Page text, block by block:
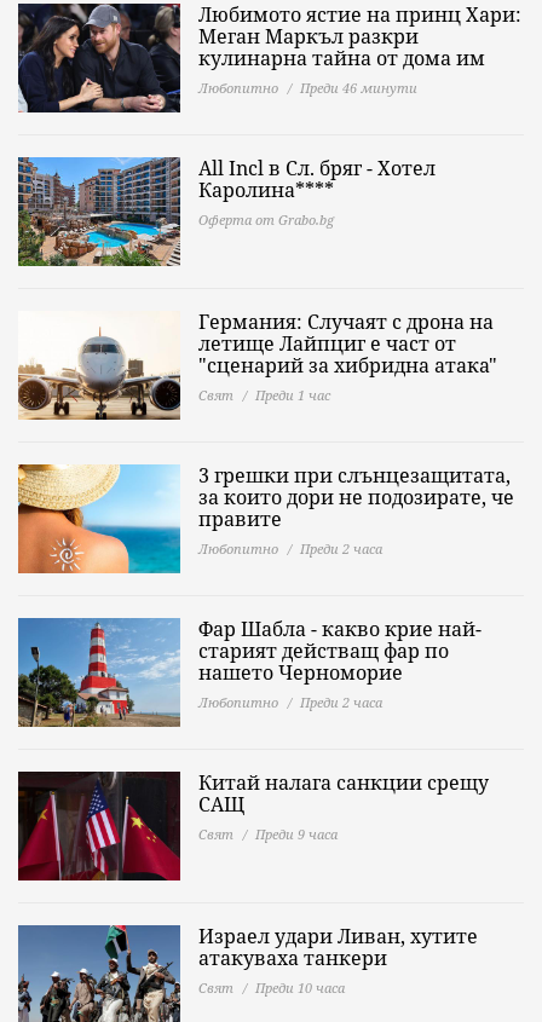
Любимото ястие на принц Хари:
Меган Маркъл разкри
кулинарна тайна от дома им
Любопитно Преди 46 минути
All Incl в Сл. бряг - Хотел
Каролина****
Оферта от Grabo.bg
Германия: Случаят с дрона на
летище Лайпциг е част от
"сценарий за хибридна атака"
Свят Преди 1 час
3 грешки при слънцезащитата,
за които дори не подозирате, че
правите
Любопитно Преди 2 часа
Фар Шабла - какво крие най-
старият действащ фар по
нашето Черноморие
Любопитно Преди 2 часа
Китай налага санкции срещу
САЩ
Свят Преди 9 часа
Израел удари Ливан, хутите
атакуваха танкери
Свят Преди 10 часа